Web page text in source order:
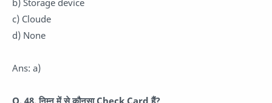
b) Storage device
c) Cloude
d) None
Ans: a)